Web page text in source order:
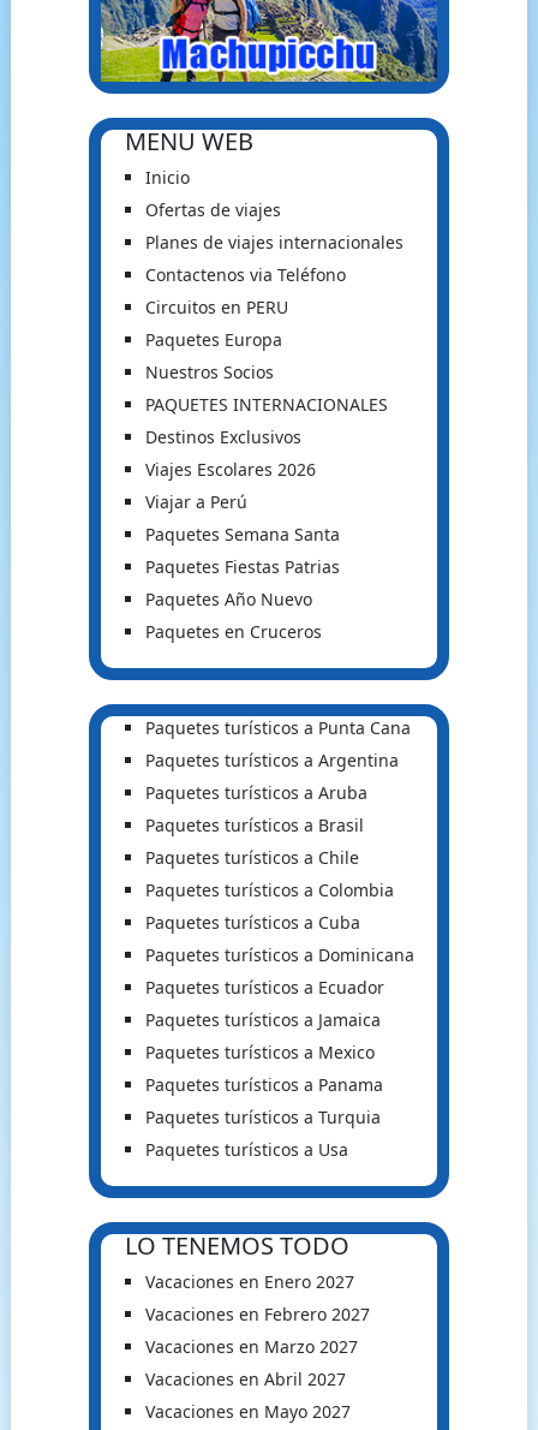
MENU WEB
Inicio
Ofertas de viajes
Planes de viajes internacionales
Contactenos via Teléfono
Circuitos en PERU
Paquetes Europa
Nuestros Socios
PAQUETES INTERNACIONALES
Destinos Exclusivos
Viajes Escolares 2026
Viajar a Perú
Paquetes Semana Santa
Paquetes Fiestas Patrias
Paquetes Año Nuevo
Paquetes en Cruceros
Paquetes turísticos a Punta Cana
Paquetes turísticos a Argentina
Paquetes turísticos a Aruba
Paquetes turísticos a Brasil
Paquetes turísticos a Chile
Paquetes turísticos a Colombia
Paquetes turísticos a Cuba
Paquetes turísticos a Dominicana
Paquetes turísticos a Ecuador
Paquetes turísticos a Jamaica
Paquetes turísticos a Mexico
Paquetes turísticos a Panama
Paquetes turísticos a Turquia
Paquetes turísticos a Usa
LO TENEMOS TODO
Vacaciones en Enero 2027
Vacaciones en Febrero 2027
Vacaciones en Marzo 2027
Vacaciones en Abril 2027
Vacaciones en Mayo 2027